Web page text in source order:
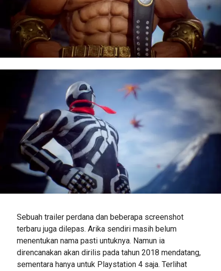
Sebuah trailer perdana dan beberapa screenshot
terbaru juga dilepas. Arika sendiri masih belum
menentukan nama pasti untuknya. Namun ia
direncanakan akan dirilis pada tahun 2018 mendatang,
sementara hanya untuk Playstation 4 saja. Terlihat